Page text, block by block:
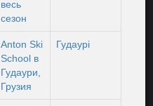
весь
сезон
Anton Ski
School в
Гудаури,
Грузия
Гудаурі